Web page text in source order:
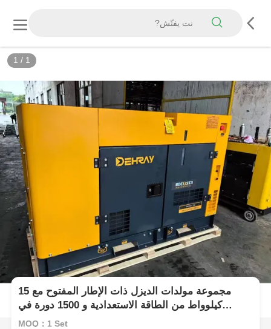
1 / 1
مجموعة مولدات الديزل ذات الإطار المفتوح مع 15
كيلوواط من الطاقة الاستعدادية و 1500 دورة في
الدقيقة السرعة الاسمية
MOQ：1 Set